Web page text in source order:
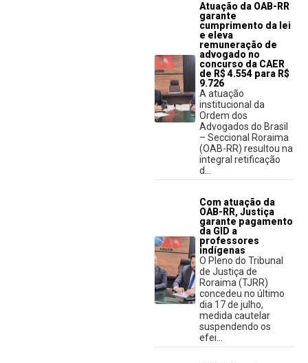
Atuação da OAB-RR
garante
cumprimento da lei
e eleva
remuneração de
advogado no
concurso da CAER
de R$ 4.554 para R$
9.726
A atuação
institucional da
Ordem dos
Advogados do Brasil
– Seccional Roraima
(OAB-RR) resultou na
integral retificação
d...
Com atuação da
OAB-RR, Justiça
garante pagamento
da GID a
professores
indígenas
O Pleno do Tribunal
de Justiça de
Roraima (TJRR)
concedeu no último
dia 17 de julho,
medida cautelar
suspendendo os
efei...